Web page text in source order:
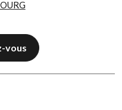
vous